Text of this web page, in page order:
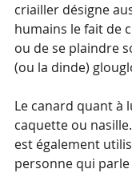
criailler désigne
humains le fait de
ou de se plaindre
(ou la dinde)
Le canard quant à
caquette ou
est également
personne qui